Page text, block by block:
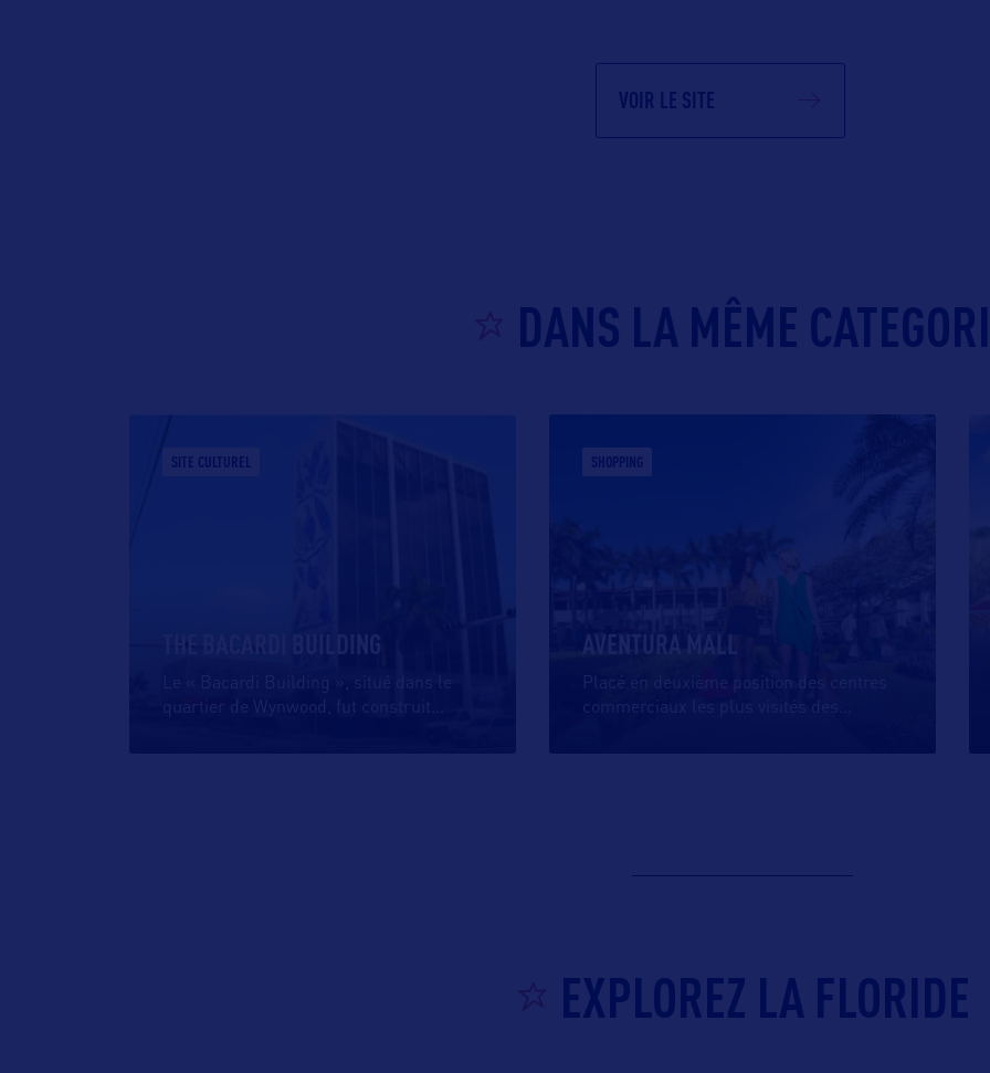
VOIR LE SITE
DANS LA MÊME
SITE CULTUREL
THE BACARDI BUILDING
quartier de Wynwood, fut construit
SHOPPING
AVENTURA MALL
Placé en deuxième position des centres
commerciaux les plus visités des
EXPLOREZ LA FLORIDE